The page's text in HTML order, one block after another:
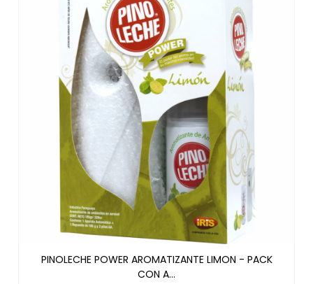
PINOLECHE POWER AROMATIZANTE LIMON - PACK
CON A...